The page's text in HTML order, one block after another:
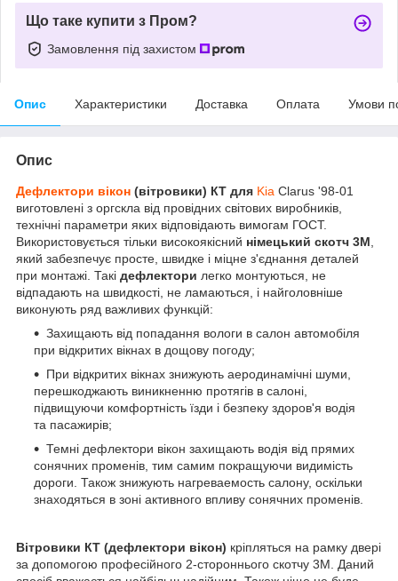
Що таке купити з Пром?
Замовлення під захистом
Опис Характеристики Доставка Оплата Умови
Опис
Дефлектори вікон (вітровики) КТ для Kia Clarus '98-01
виготовлені з оргскла від провідних світових виробників,
технічні параметри яких відповідають вимогам ГОСТ.
Використовується тільки високоякісний німецький скотч 3М
який забезпечує просте, швидке і міцне з'єднання деталей
при монтажі. Такі дефлектори легко монтуються, не
відпадають на швидкості, не ламаються, і найголовніше
виконують ряд важливих функцій:
Захищають від попадання вологи в салон автомобіля
при відкритих вікнах в дощову погоду;
При відкритих вікнах знижують аеродинамічні шуми,
перешкоджають виникненню протягів в салоні,
підвищуючи комфортність їзди і безпеку здоров'я водія
та пасажирів;
Темні дефлектори вікон захищають водія від прямих
сонячних променів, тим самим покращуючи видимість
дороги. Також знижують нагреваемость салону, оскільки
знаходяться в зоні активного впливу сонячних променів.
Вітровики КТ (дефлектори вікон) кріпляться на рамку двері
за допомогою професійного 2-стороннього скотчу 3M. Даний